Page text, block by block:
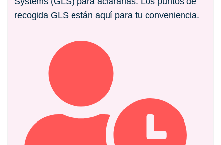
recogida GLS están aquí para tu conveniencia.